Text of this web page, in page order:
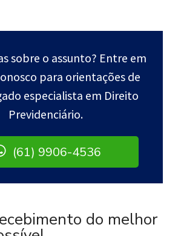
sobre o assunto? Entre em
para orientações de
especialista em Direito
Previdenciário.
(61) 9906-4536
do melhor